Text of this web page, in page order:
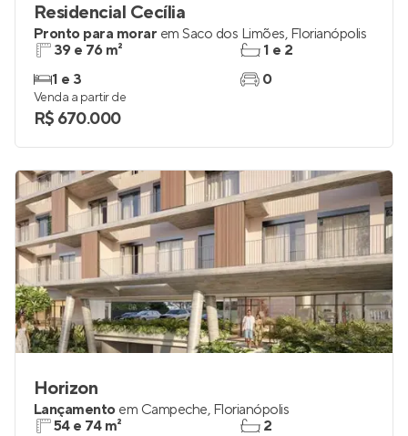
Residencial Cecília
Pronto para morar em Saco dos Limões, Florianópolis
39 e 76 m²
1 e 3
1 e 2
0
Venda a partir de
R$ 670.000
Horizon
Lançamento em Campeche, Florianópolis
54 e 74 m²
2